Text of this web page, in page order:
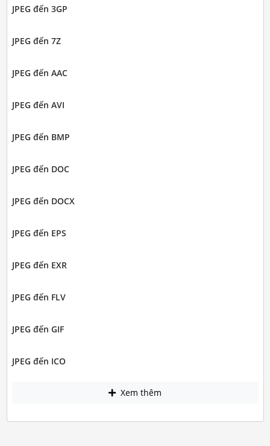
JPEG đến 3GP
JPEG đến 7Z
JPEG đến AAC
JPEG đến AVI
JPEG đến BMP
JPEG đến DOC
JPEG đến DOCX
JPEG đến EPS
JPEG đến EXR
JPEG đến FLV
JPEG đến GIF
JPEG đến ICO
Xem thêm